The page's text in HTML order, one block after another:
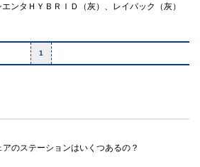
ンタＨＹＢＲＩＤ（灰）、レイバック（灰）
1
のステーションはいくつあるの？